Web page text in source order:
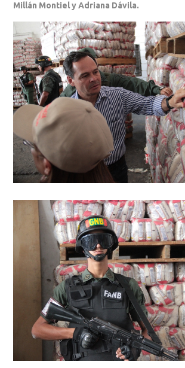
Millán Montiel y Adriana Dávila.